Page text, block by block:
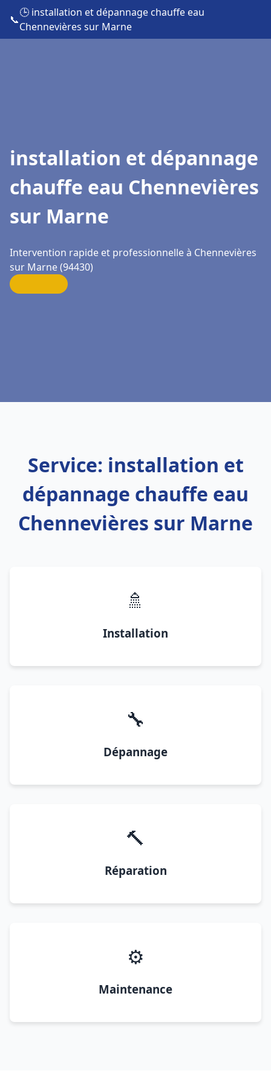
📞
🕒 installation et dépannage chauffe eau
Chennevières sur Marne
installation et dépannage
chauffe eau Chennevières
sur Marne
Intervention rapide et professionnelle à Chennevières
sur Marne (94430)
Service: installation et
dépannage chauffe eau
Chennevières sur Marne
🚿
Installation
🔧
Dépannage
🔨
Réparation
⚙️
Maintenance